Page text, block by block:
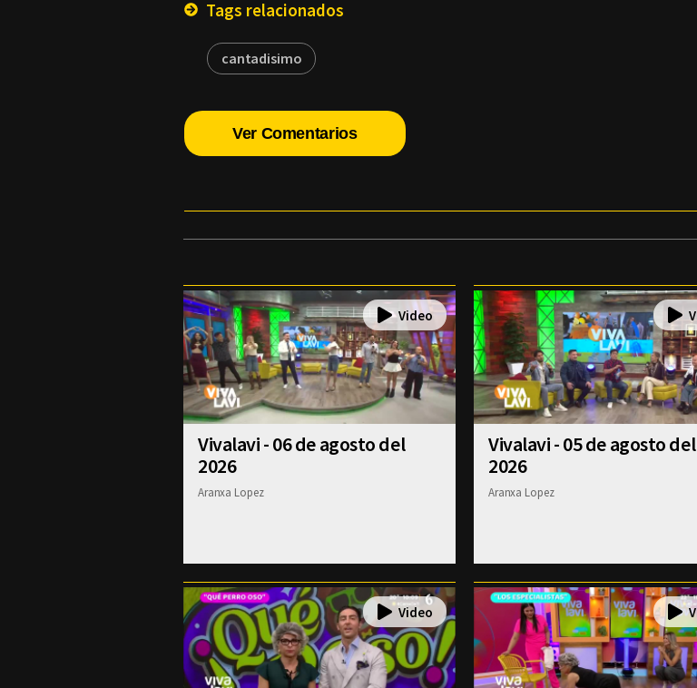
Tags relacionados
cantadisimo
Ver Comentarios
Vivalavi - 06 de agosto del
2026
Aranxa Lopez
Vivalavi - 05 de agosto del
2026
Aranxa Lopez